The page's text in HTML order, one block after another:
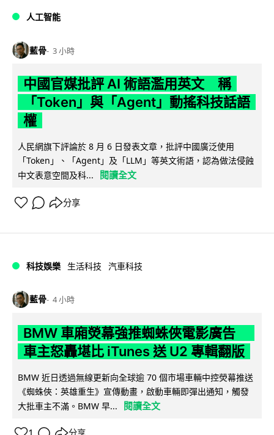
人工智能
藍骨 3 小時
中國官媒批評 AI 術語濫用英文 稱
「Token」與「Agent」動搖科技話語
權
人民網旗下評論於 8 月 6 日發表文章，批評中國廣泛使用
「Token」、「Agent」及「LLM」等英文術語，認為做法侵蝕
中文表意空間及科...
閱讀全文
分享
科技娛樂 生活科技 汽車科技
藍骨 4 小時
BMW 車廂熒幕強推蜘蛛俠電影廣告
車主怒轟堪比 iTunes 送 U2 專輯翻版
BMW 近日透過無線更新向全球逾 70 個市場車輛中控熒幕推送
《蜘蛛俠：英雄重生》宣傳動畫，啟動車輛即彈出通知，觸發
大批車主不滿。BMW 早...
閱讀全文